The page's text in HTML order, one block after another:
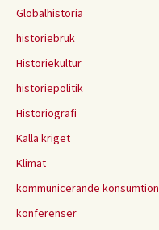
Globalhistoria
historiebruk
Historiekultur
historiepolitik
Historiografi
Kalla kriget
Klimat
kommunicerande konsumtion
konferenser